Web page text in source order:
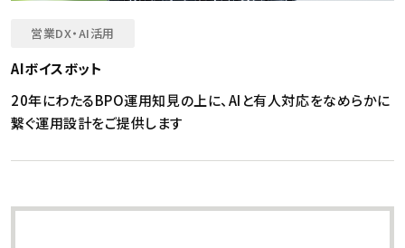
営業DX・AI活用
AIボイスボット
20年にわたるBPO運用知見の上に、AIと有人対応をなめらかに
繋ぐ運用設計をご提供します